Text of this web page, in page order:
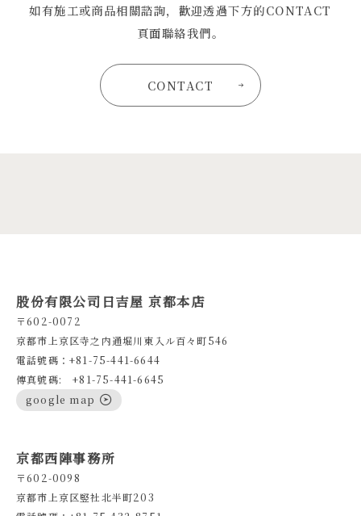
如有施工或商品相關諮詢，歡迎透過下方的CONTACT
頁面聯絡我們。
CONTACT
股份有限公司日吉屋 京都本店
〒602-0072
京都市上京区寺之内通堀川東入ル百々町546
電話號碼：+81-75-441-6644
傳真號碼: +81-75-441-6645
google map
京都西陣事務所
〒602-0098
京都市上京区竪社北半町203